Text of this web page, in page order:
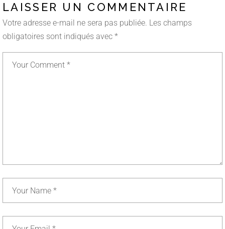
LAISSER UN COMMENTAIRE
Votre adresse e-mail ne sera pas publiée. Les champs
obligatoires sont indiqués avec *